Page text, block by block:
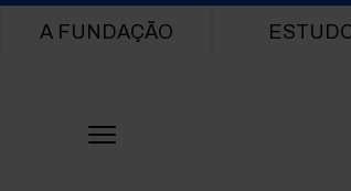
Main navigation
A FUNDAÇÃO